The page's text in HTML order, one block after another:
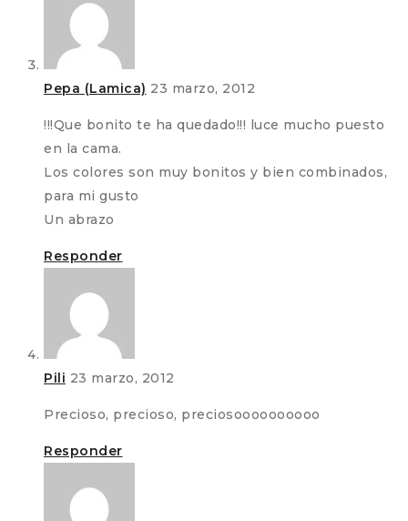
Pepa (Lamica) 23 marzo, 2012
!!!Que bonito te ha quedado!!! luce mucho puesto
en la cama.
Los colores son muy bonitos y bien combinados,
para mi gusto
Un abrazo
Responder
Pili 23 marzo, 2012
Precioso, precioso, preciosoooooooooo
Responder